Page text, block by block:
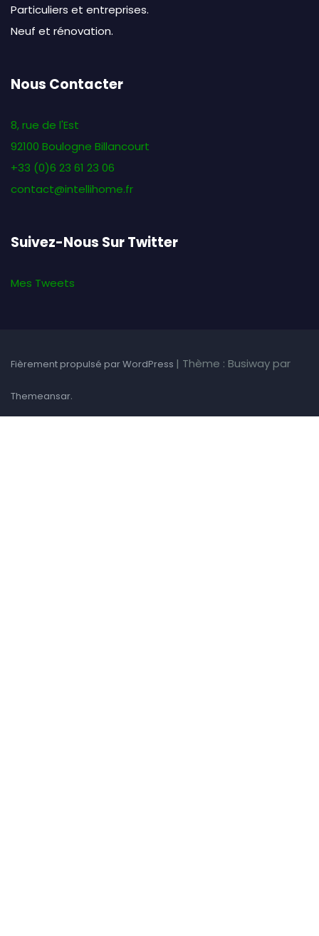
Particuliers et entreprises.
Neuf et rénovation.
Nous Contacter
8, rue de l'Est
92100 Boulogne Billancourt
+33 (0)6 23 61 23 06
contact@intellihome.fr
Suivez-Nous Sur Twitter
Mes Tweets
Fièrement propulsé par WordPress | Thème : Busiway par
Themeansar.